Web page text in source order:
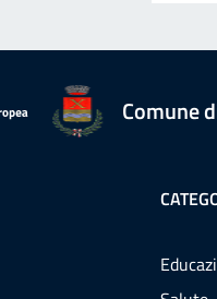
Comune